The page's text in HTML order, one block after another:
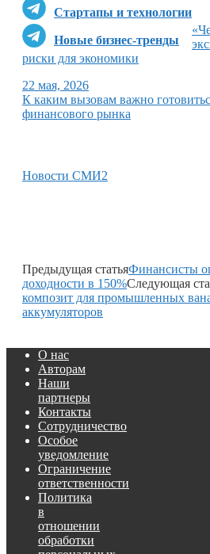
Стартапы и технологии
Новые бизнес-тренды
риски для экономики
22 мая, 2026
К каким вызовам важно
финансового рынка
Новости СМИ2
Предыдущая статьяФинансисты
доходности в 150%Следующая
композит для промышленных
аккумуляторов
О нас
Авторам
Наши
партнеры
Контакты
Сотрудничество
Особое
уведомление
Ограничение
ответственности
Политика
в
отношении
обработки